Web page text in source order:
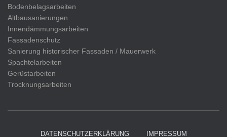
Bodenbelagsarbeiten
Altbausanierungen
Innendämmungsarbeiten
Fassadenschutz
Sanierung historischer Fassaden / Mauerwerk
Spachtelarbeiten
Gerüstarbeiten
Trocknungsarbeiten
DATENSCHUTZERKLÄRUNG IMPRESSUM